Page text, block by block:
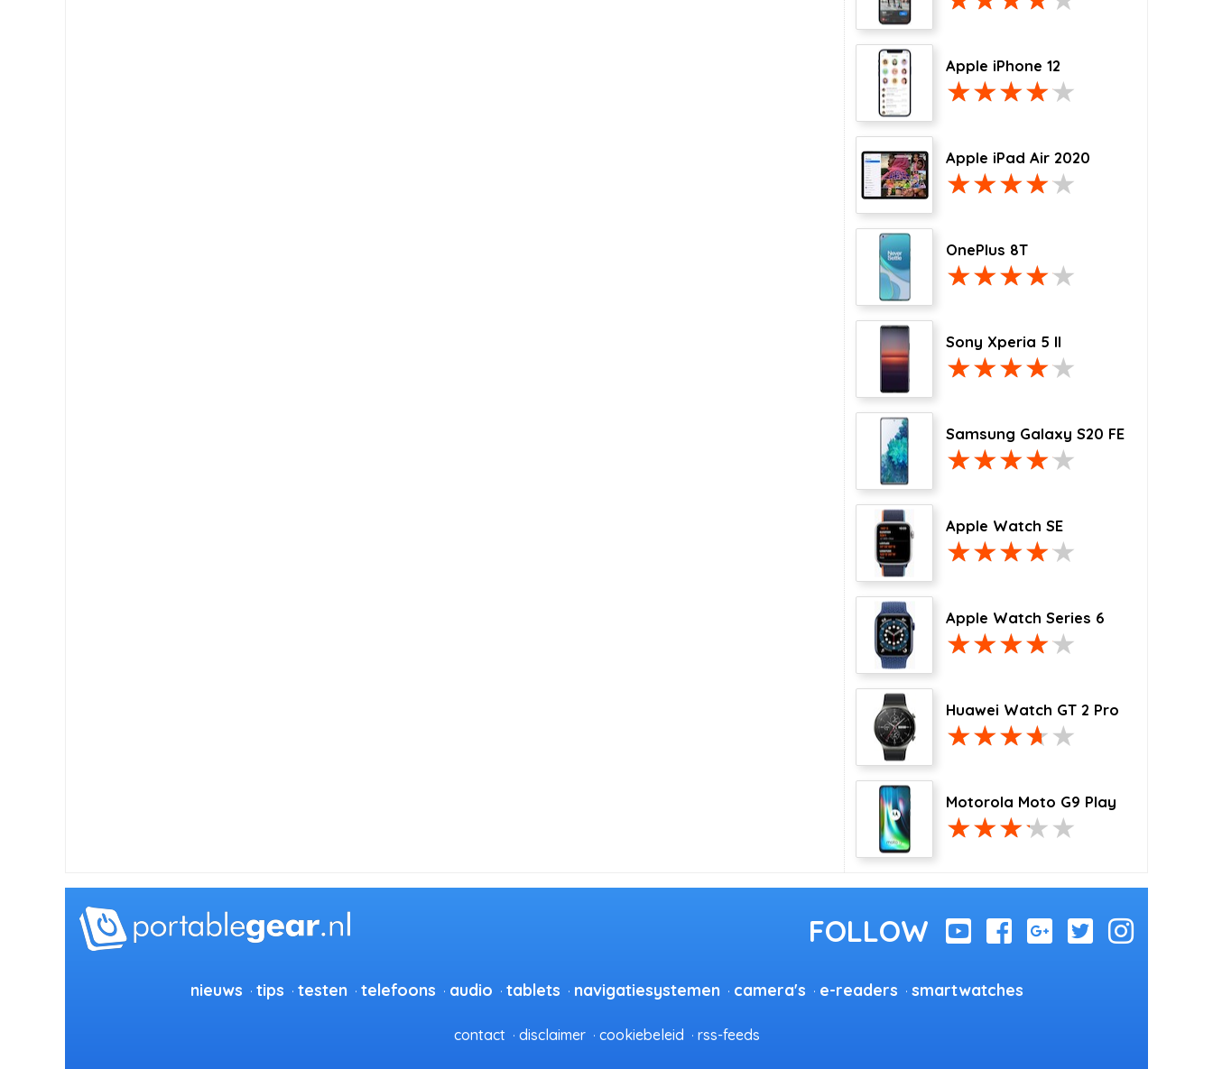
Apple iPhone 12
Apple iPad Air 2020
OnePlus 8T
Sony Xperia 5 II
Samsung Galaxy S20 FE
Apple Watch SE
Apple Watch Series 6
Huawei Watch GT 2 Pro
Motorola Moto G9 Play
nieuws tips testen telefoons audio tablets navigatiesystemen camera's e-readers smartwatches
contact disclaimer cookiebeleid rss-feeds